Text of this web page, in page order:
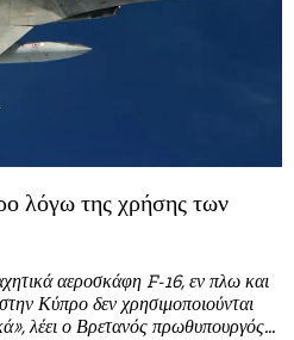
λόγω της χρήσης των
αεροσκάφη F-16, εν πλω και
Κύπρο δεν χρησιμοποιούνται
λέει ο Βρετανός πρωθυπουργός…